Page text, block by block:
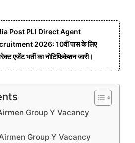
Post PLI Direct Agent
2026: 10वीं पास के लिए
एजेंट भर्ती का नोटिफिकेशन जारी।
Group Y Vacancy
Group Y Vacancy